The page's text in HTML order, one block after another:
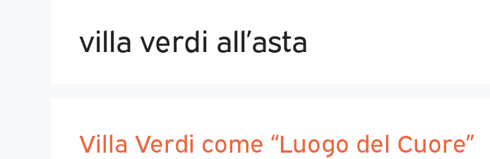
villa verdi all’asta
Villa Verdi come “Luogo del Cuore”